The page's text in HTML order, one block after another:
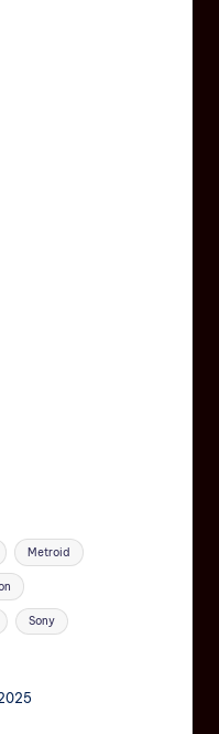
Metroid
Sony